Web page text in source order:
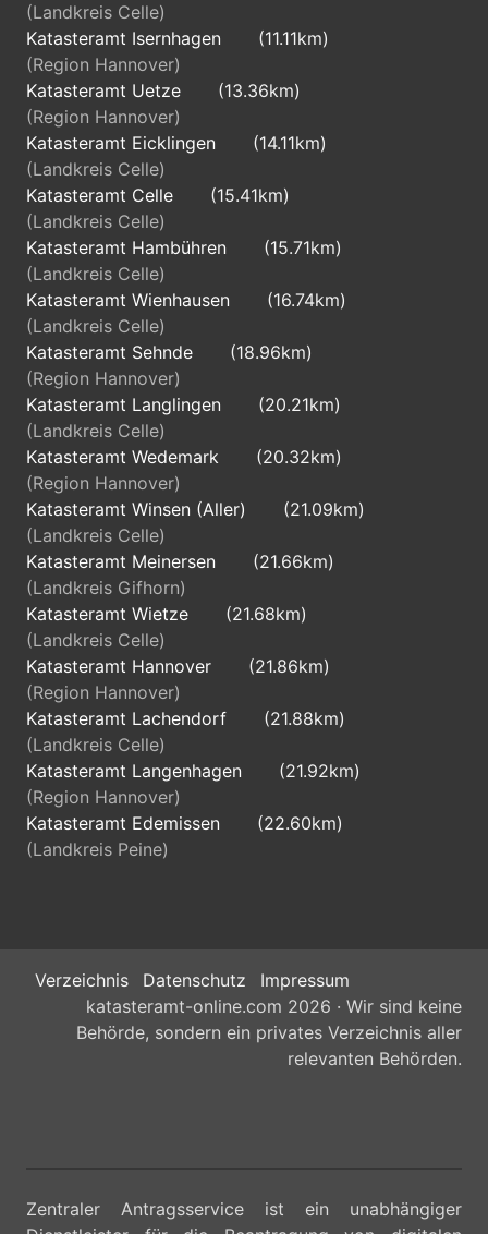
(Landkreis Celle)
Katasteramt Isernhagen
(11.11km)
(Region Hannover)
Katasteramt Uetze
(13.36km)
(Region Hannover)
Katasteramt Eicklingen
(14.11km)
(Landkreis Celle)
Katasteramt Celle
(15.41km)
(Landkreis Celle)
Katasteramt Hambühren
(15.71km)
(Landkreis Celle)
Katasteramt Wienhausen
(16.74km)
(Landkreis Celle)
Katasteramt Sehnde
(18.96km)
(Region Hannover)
Katasteramt Langlingen
(20.21km)
(Landkreis Celle)
Katasteramt Wedemark
(20.32km)
(Region Hannover)
Katasteramt Winsen (Aller)
(21.09km)
(Landkreis Celle)
Katasteramt Meinersen
(21.66km)
(Landkreis Gifhorn)
Katasteramt Wietze
(21.68km)
(Landkreis Celle)
Katasteramt Hannover
(21.86km)
(Region Hannover)
Katasteramt Lachendorf
(21.88km)
(Landkreis Celle)
Katasteramt Langenhagen
(21.92km)
(Region Hannover)
Katasteramt Edemissen
(22.60km)
(Landkreis Peine)
Verzeichnis Datenschutz
Impressum
katasteramt-online.com 2026 · Wir sind keine
Behörde, sondern ein privates Verzeichnis aller
relevanten Behörden.
Zentraler Antragsservice ist ein unabhängiger